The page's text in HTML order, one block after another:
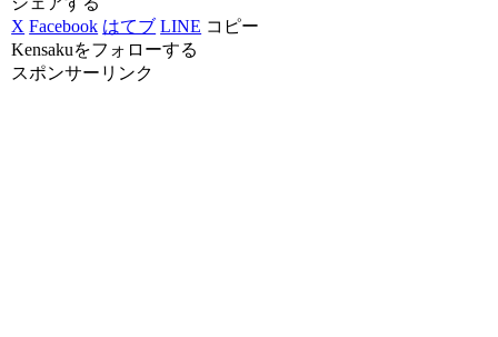
X Facebook はてブ LINE コピー
Kensakuをフォローする
スポンサーリンク